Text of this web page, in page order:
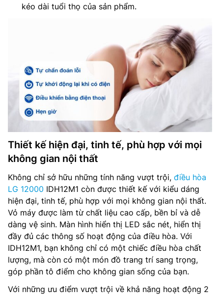
kéo dài tuổi thọ của sản phẩm.
Thiết kế hiện đại, tinh tế, phù hợp với mọi
không gian nội thất
Không chỉ sở hữu những tính năng vượt trội, điều hòa
LG 12000 IDH12M1 còn được thiết kế với kiểu dáng
hiện đại, tinh tế, phù hợp với mọi không gian nội thất.
Vỏ máy được làm từ chất liệu cao cấp, bền bỉ và dễ
dàng vệ sinh. Màn hình hiển thị LED sắc nét, hiển thị
đầy đủ các thông số hoạt động của điều hòa. Với
IDH12M1, bạn không chỉ có một chiếc điều hòa chất
lượng, mà còn có một món đồ trang trí sang trọng,
góp phần tô điểm cho không gian sống của bạn.
Với những ưu điểm vượt trội về khả năng hoạt động 2